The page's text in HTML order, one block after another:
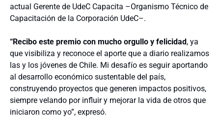
actual Gerente de UdeC Capacita –Organismo Técnico de
Capacitación de la Corporación UdeC–.
“Recibo este premio con mucho orgullo y felicidad, ya
que visibiliza y reconoce el aporte que a diario realizamos
las y los jóvenes de Chile. Mi desafío es seguir aportando
al desarrollo económico sustentable del país,
construyendo proyectos que generen impactos positivos,
siempre velando por influir y mejorar la vida de otros que
iniciaron como yo”, expresó.